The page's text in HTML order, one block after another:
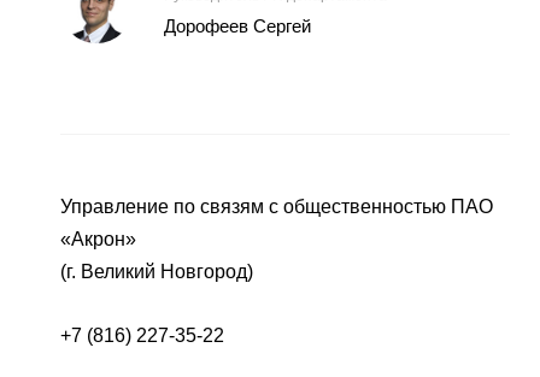
Дорофеев Сергей
Управление по связям с общественностью ПАО
«Акрон»
(г. Великий Новгород)
+7 (816) 227-35-22